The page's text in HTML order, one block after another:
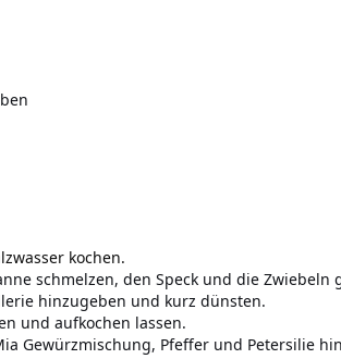
kochen.
schmelzen, den Speck und die Zwiebeln
hinzugeben und kurz dünsten.
und aufkochen lassen.
Gewürzmischung, Pfeffer und Petersilie